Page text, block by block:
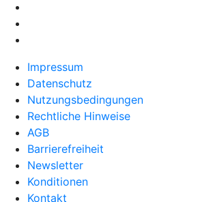
Impressum
Datenschutz
Nutzungsbedingungen
Rechtliche Hinweise
AGB
Barrierefreiheit
Newsletter
Konditionen
Kontakt